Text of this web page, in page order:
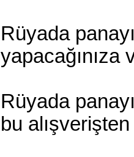
Rüyada
yapacağınıza
Rüyada
bu alışverişten